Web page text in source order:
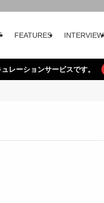
FEATURES INTERVIEW
レーションサービスです。